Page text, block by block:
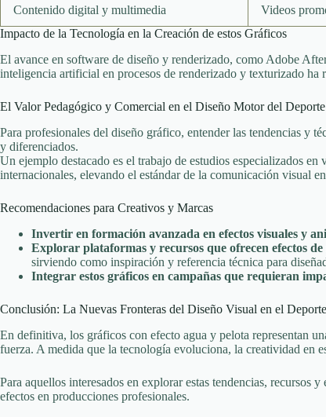
Contenido digital y multimedia Videos
Impacto de la Tecnología en la Creación de estos Gráficos
El avance en software de diseño y renderizado, como Adobe
inteligencia artificial en procesos de renderizado y texturizado
El Valor Pedagógico y Comercial en el Diseño Motor del Deporte
Para profesionales del diseño gráfico, entender las tendencias y
y diferenciados.
Un ejemplo destacado es el trabajo de estudios especializados
internacionales, elevando el estándar de la comunicación visual
Recomendaciones para Creativos y Marcas
Invertir en formación avanzada en efectos visuales y
Explorar plataformas y recursos que ofrecen efectos de
sirviendo como inspiración y referencia técnica para
Integrar estos gráficos en campañas que requieran
Conclusión: La Nuevas Fronteras del Diseño Visual en el Deporte
En definitiva, los gráficos con efecto agua y pelota representan
fuerza. A medida que la tecnología evoluciona, la creatividad en
Para aquellos interesados en explorar estas tendencias,
efectos en producciones profesionales.